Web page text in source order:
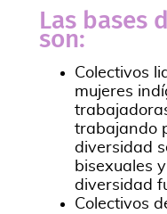
Las bases
son:
Colectivos
mujeres
trabajando
diversidad
bisexuales
diversidad
Colectivos